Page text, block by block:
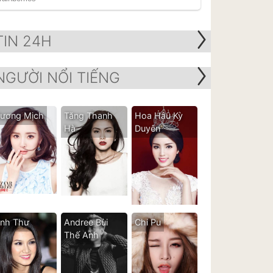
24H
NỔI TIẾNG
Mịch
Tăng Thanh
Hà
Hoa Hậu Kỳ
Duyên
Thư
Andree Bùi
Thế Anh
Chi Pu